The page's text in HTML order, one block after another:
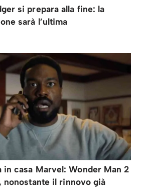
si prepara alla fine: la
sarà l’ultima
in casa Marvel: Wonder Man 2
nonostante il rinnovo già